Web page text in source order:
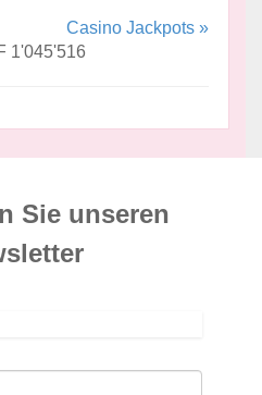
Casino Jackpots »
1'045'516
Sie unseren